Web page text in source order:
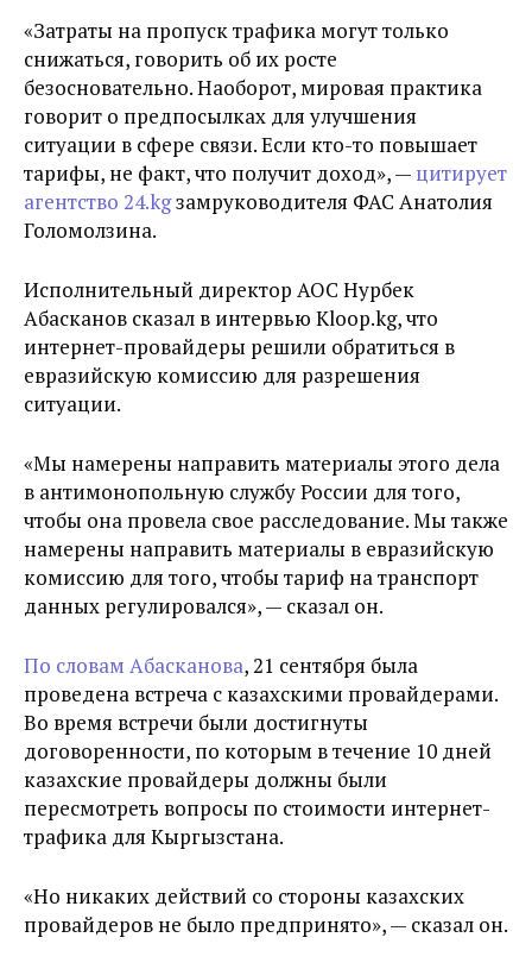
«Затраты на пропуск трафика могут только
снижаться, говорить об их росте
безосновательно. Наоборот, мировая практика
говорит о предпосылках для улучшения
ситуации в сфере связи. Если кто-то повышает
тарифы, не факт, что получит доход», — цитирует
агентство 24.kgзамруководителя ФАС Анатолия
Голомолзина.
Исполнительный директор АОС Нурбек
Абасканов сказал в интервью Kloop.kg, что
интернет-провайдеры решили обратиться в
евразийскую комиссию для разрешения
ситуации.
«Мы намерены направить материалы этого дела
в антимонопольную службу России для того,
чтобы она провела свое расследование. Мы также
намерены направить материалы в евразийскую
комиссию для того, чтобы тариф на транспорт
данных регулировался», — сказал он.
По словам Абасканова, 21 сентября была
проведена встреча с казахскими провайдерами.
Во время встречи были достигнуты
договоренности, по которым в течение 10 дней
казахские провайдеры должны были
пересмотреть вопросы по стоимости интернет-
трафика для Кыргызстана.
«Но никаких действий со стороны казахских
провайдеров не было предпринято», — сказал он.